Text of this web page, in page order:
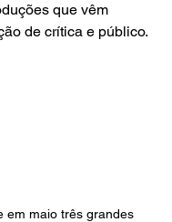
que vêm
de crítica e público.
em maio três grandes